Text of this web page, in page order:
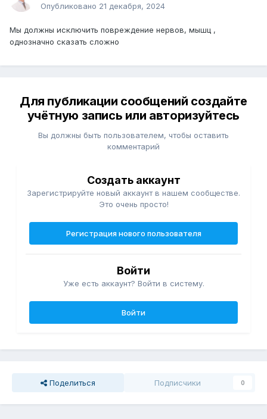
Опубликовано 21 декабря, 2024
Мы должны исключить повреждение нервов, мышц ,
однозначно сказать сложно
Для публикации сообщений создайте
учётную запись или авторизуйтесь
Вы должны быть пользователем, чтобы оставить
комментарий
Создать аккаунт
Зарегистрируйте новый аккаунт в нашем сообществе.
Это очень просто!
Регистрация нового пользователя
Войти
Уже есть аккаунт? Войти в систему.
Войти
Поделиться Подписчики 0